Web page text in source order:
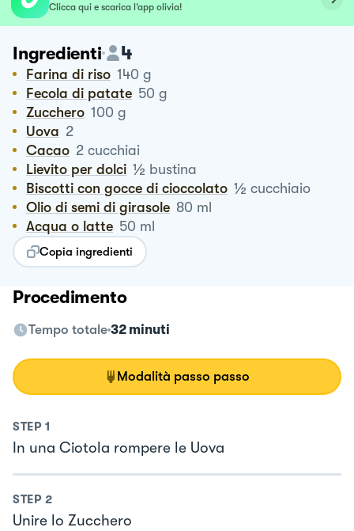
Clicca qui e scarica l’app olivia!
Ingredienti 4
Farina di riso 140 g
Fecola di patate 50 g
Zucchero 100 g
Uova 2
Cacao 2 cucchiai
Lievito per dolci ½ bustina
Biscotti con gocce di cioccolato ½ cucchiaio
Olio di semi di girasole 80 ml
Acqua o latte 50 ml
Copia ingredienti
Procedimento
Tempo totale 32 minuti
Modalità passo passo
STEP 1
In una Ciotola rompere le Uova
STEP 2
Unire lo Zucchero